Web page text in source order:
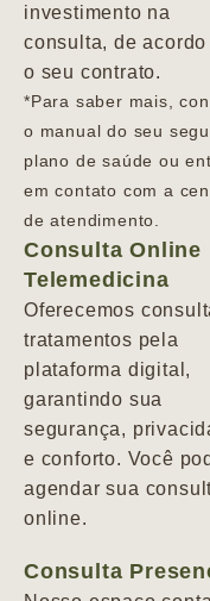
investimento na
consulta, de acordo
o seu contrato.
*Para saber mais,
o manual do seu
plano de saúde ou
em contato com a
de atendimento.
Consulta Online
Telemedicina
Oferecemos
tratamentos pela
plataforma digital,
garantindo sua
segurança,
e conforto. Você
agendar sua
online.
Consulta